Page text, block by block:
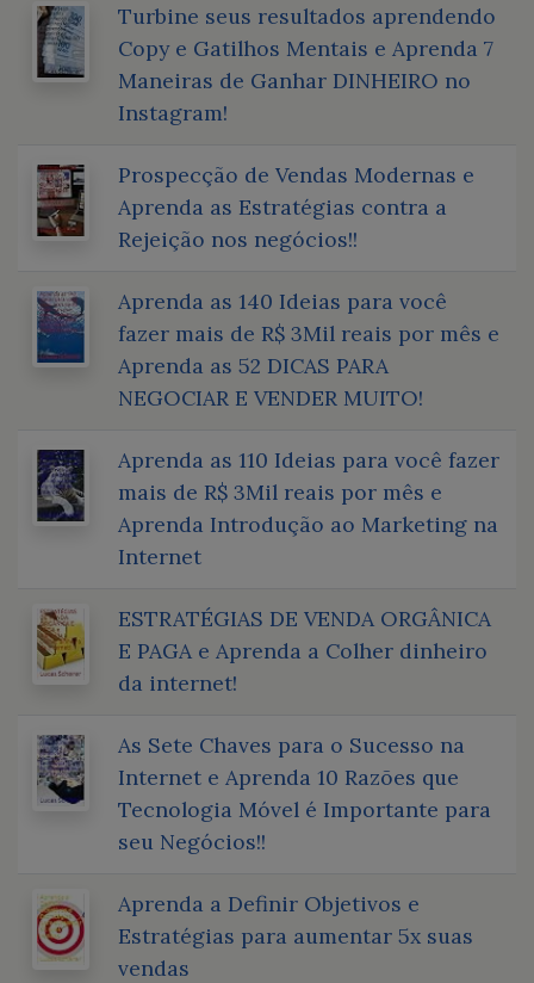
Turbine seus resultados aprendendo
Copy e Gatilhos Mentais e Aprenda 7
Maneiras de Ganhar DINHEIRO no
Instagram!
Prospecção de Vendas Modernas e
Aprenda as Estratégias contra a
Rejeição nos negócios!!
Aprenda as 140 Ideias para você
fazer mais de R$ 3Mil reais por mês e
Aprenda as 52 DICAS PARA
NEGOCIAR E VENDER MUITO!
Aprenda as 110 Ideias para você fazer
mais de R$ 3Mil reais por mês e
Aprenda Introdução ao Marketing na
Internet
ESTRATÉGIAS DE VENDA ORGÂNICA
E PAGA e Aprenda a Colher dinheiro
da internet!
As Sete Chaves para o Sucesso na
Internet e Aprenda 10 Razões que
Tecnologia Móvel é Importante para
seu Negócios!!
Aprenda a Definir Objetivos e
Estratégias para aumentar 5x suas
vendas